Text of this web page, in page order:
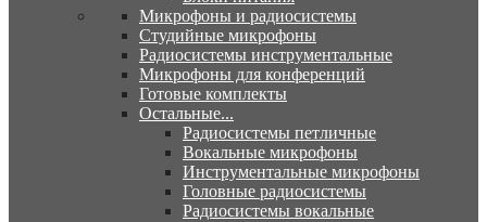
Микрофоны и радиосистемы
Студийные микрофоны
Радиосистемы инструментальные
Микрофоны для конференций
Готовые комплекты
Остальные...
Радиосистемы петличные
Вокальные микрофоны
Инструментальные микрофоны
Головные радиосистемы
Радиосистемы вокальные